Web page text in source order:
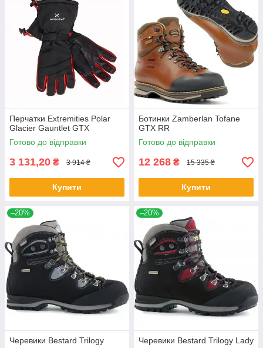
Перчатки Extremities Polar
Glacier Gauntlet GTX
Готово до відправки
3 131,20 ₴ 3 914 ₴
Купити
Ботинки Zamberlan Tofane
GTX RR
Готово до відправки
12 268 ₴ 15 335 ₴
Купити
–20%
Черевики Bestard Trilogy
–20%
Черевики Bestard Trilogy Lady